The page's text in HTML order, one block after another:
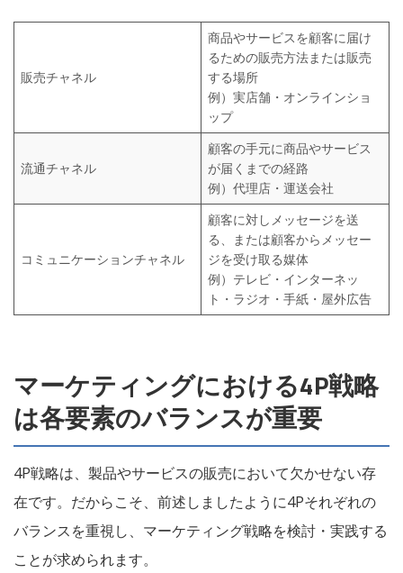
販売チャネル
商品やサービスを顧客に届け
るための販売方法または販売
する場所
例）実店舗・オンラインショ
ップ
流通チャネル
顧客の手元に商品やサービス
が届くまでの経路
例）代理店・運送会社
コミュニケーションチャネル
顧客に対しメッセージを送
る、または顧客からメッセー
ジを受け取る媒体
例）テレビ・インターネッ
ト・ラジオ・手紙・屋外広告
マーケティングにおける4P戦略
は各要素のバランスが重要
4P戦略は、製品やサービスの販売において欠かせない存
在です。だからこそ、前述しましたように4Pそれぞれの
バランスを重視し、マーケティング戦略を検討・実践する
ことが求められます。